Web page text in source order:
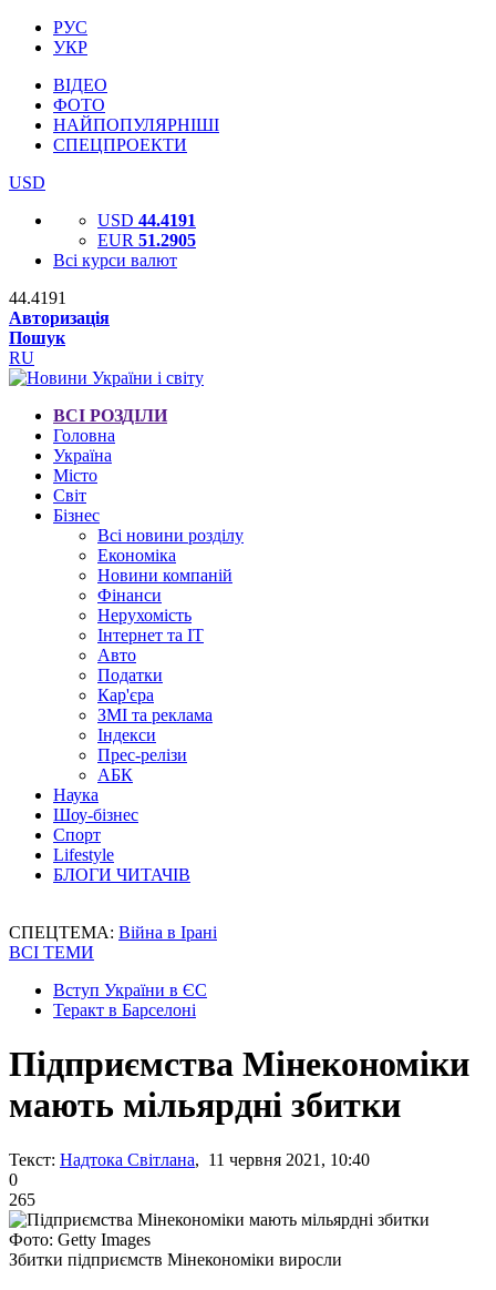
РУС
УКР
ВІДЕО
ФОТО
НАЙПОПУЛЯРНІШІ
СПЕЦПРОЕКТИ
USD
USD 44.4191
EUR 51.2905
Всі курси валют
44.4191
Авторизація
Пошук
RU
ВСІ РОЗДІЛИ
Головна
Україна
Місто
Світ
Бізнес
Всі новини розділу
Економіка
Новини компаній
Фінанси
Нерухомість
Інтернет та IT
Авто
Податки
Кар'єра
ЗМІ та реклама
Індекси
Прес-релізи
АБК
Наука
Шоу-бізнес
Спорт
Lifestyle
БЛОГИ ЧИТАЧІВ
СПЕЦТЕМА: Війна в Ірані
ВСІ ТЕМИ
Вступ України в ЄС
Теракт в Барселоні
Підприємства Мінекономіки
мають мільярдні збитки
Текст: Надтока Світлана, 11 червня 2021, 10:40
0
265
Фото: Getty Images
Збитки підприємств Мінекономіки виросли